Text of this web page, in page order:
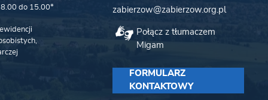
8.00 do 15.00* zabierzow@zabierzow.org.pl
Połącz z tłumaczem
Migam
FORMULARZ
KONTAKTOWY